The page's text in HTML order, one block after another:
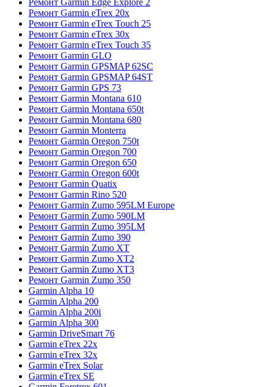
Ремонт Garmin Edge Explore 2
Ремонт Garmin eTrex 20x
Ремонт Garmin eTrex Touch 25
Ремонт Garmin eTrex 30x
Ремонт Garmin eTrex Touch 35
Ремонт Garmin GLO
Ремонт Garmin GPSMAP 62SC
Ремонт Garmin GPSMAP 64ST
Ремонт Garmin GPS 73
Ремонт Garmin Montana 610
Ремонт Garmin Montana 650t
Ремонт Garmin Montana 680
Ремонт Garmin Monterra
Ремонт Garmin Oregon 750t
Ремонт Garmin Oregon 700
Ремонт Garmin Oregon 650
Ремонт Garmin Oregon 600t
Ремонт Garmin Quatix
Ремонт Garmin Rino 520
Ремонт Garmin Zumo 595LM Europe
Ремонт Garmin Zumo 590LM
Ремонт Garmin Zumo 395LM
Ремонт Garmin Zumo 390
Ремонт Garmin Zumo XT
Ремонт Garmin Zumo XT2
Ремонт Garmin Zumo XT3
Ремонт Garmin Zumo 350
Garmin Alpha 10
Garmin Alpha 200
Garmin Alpha 200i
Garmin Alpha 300
Garmin DriveSmart 76
Garmin eTrex 22x
Garmin eTrex 32x
Garmin eTrex Solar
Garmin eTrex SE